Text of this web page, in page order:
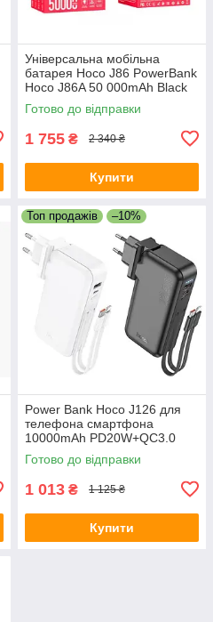
Універсальна мобільна
батарея Hoco J86 PowerBank
Hoco J86A 50 000mAh Black
Готово до відправки
1 755 ₴ 2 340 ₴
Купити
Топ продажів –10%
Power Bank Hoco J126 для
телефона смартфона
10000mAh PD20W+QC3.0
(22.5W) with cable (US/EU)
Готово до відправки
1 013 ₴ 1 125 ₴
Купити